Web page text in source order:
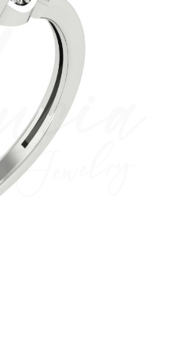
TAMTUR YÜZÜK
HARFLI KOLYE UCU